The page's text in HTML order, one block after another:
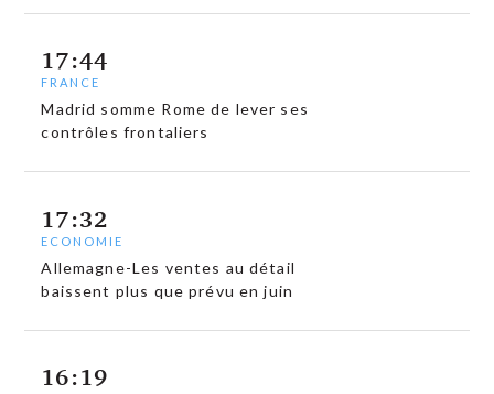
17:44
FRANCE
Madrid somme Rome de lever ses
contrôles frontaliers
17:32
ECONOMIE
Allemagne-Les ventes au détail
baissent plus que prévu en juin
16:19